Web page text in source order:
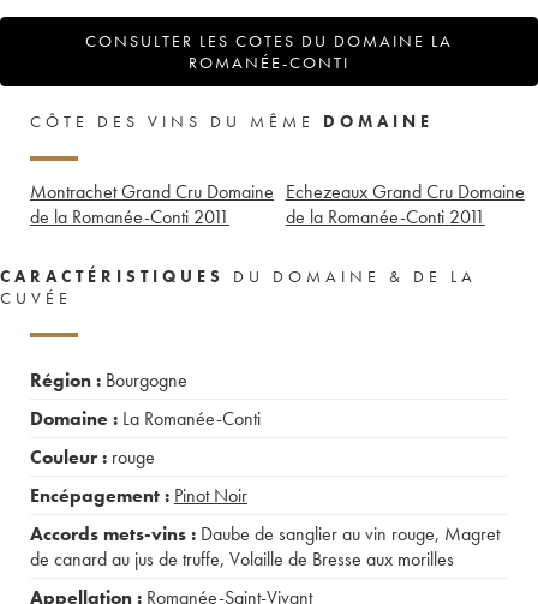
CONSULTER LES COTES DU DOMAINE LA
ROMANÉE-CONTI
CÔTE DES VINS DU MÊME DOMAINE
Montrachet Grand Cru Domaine
de la Romanée-Conti 2011
Echezeaux Grand Cru Domaine
de la Romanée-Conti 2011
CARACTÉRISTIQUES
DU DOMAINE & DE LA
CUVÉE
Région : Bourgogne
Domaine : La Romanée-Conti
Couleur : rouge
Encépagement : Pinot Noir
Accords mets-vins : Daube de sanglier au vin rouge, Magret
de canard au jus de truffe, Volaille de Bresse aux morilles
Appellation : Romanée-Saint-Vivant